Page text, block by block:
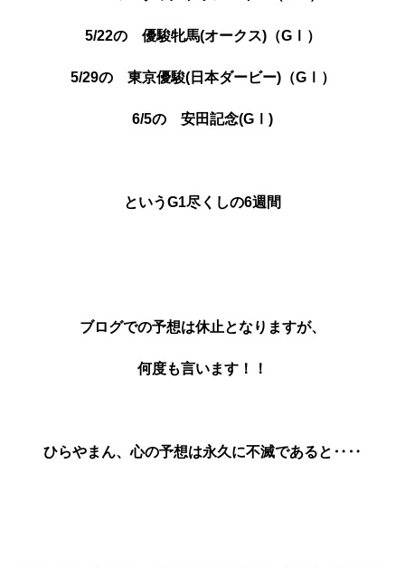
5/22の 優駿牝馬(オークス)（GⅠ）
5/29の 東京優駿(日本ダービー)（GⅠ）
6/5の 安田記念(GⅠ)
というG1尽くしの6週間
ブログでの予想は休止となりますが、
何度も言います！！
ひらやまん、心の予想は永久に不滅であると‥‥